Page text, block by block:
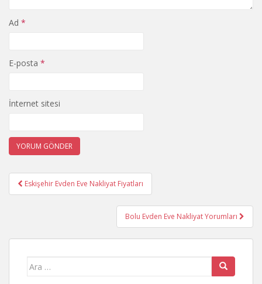
Ad *
E-posta *
İnternet sitesi
Yazı
gezinmesi
Eskişehir Evden Eve Nakliyat Fiyatları
Bolu Evden Eve Nakliyat Yorumları
Arama